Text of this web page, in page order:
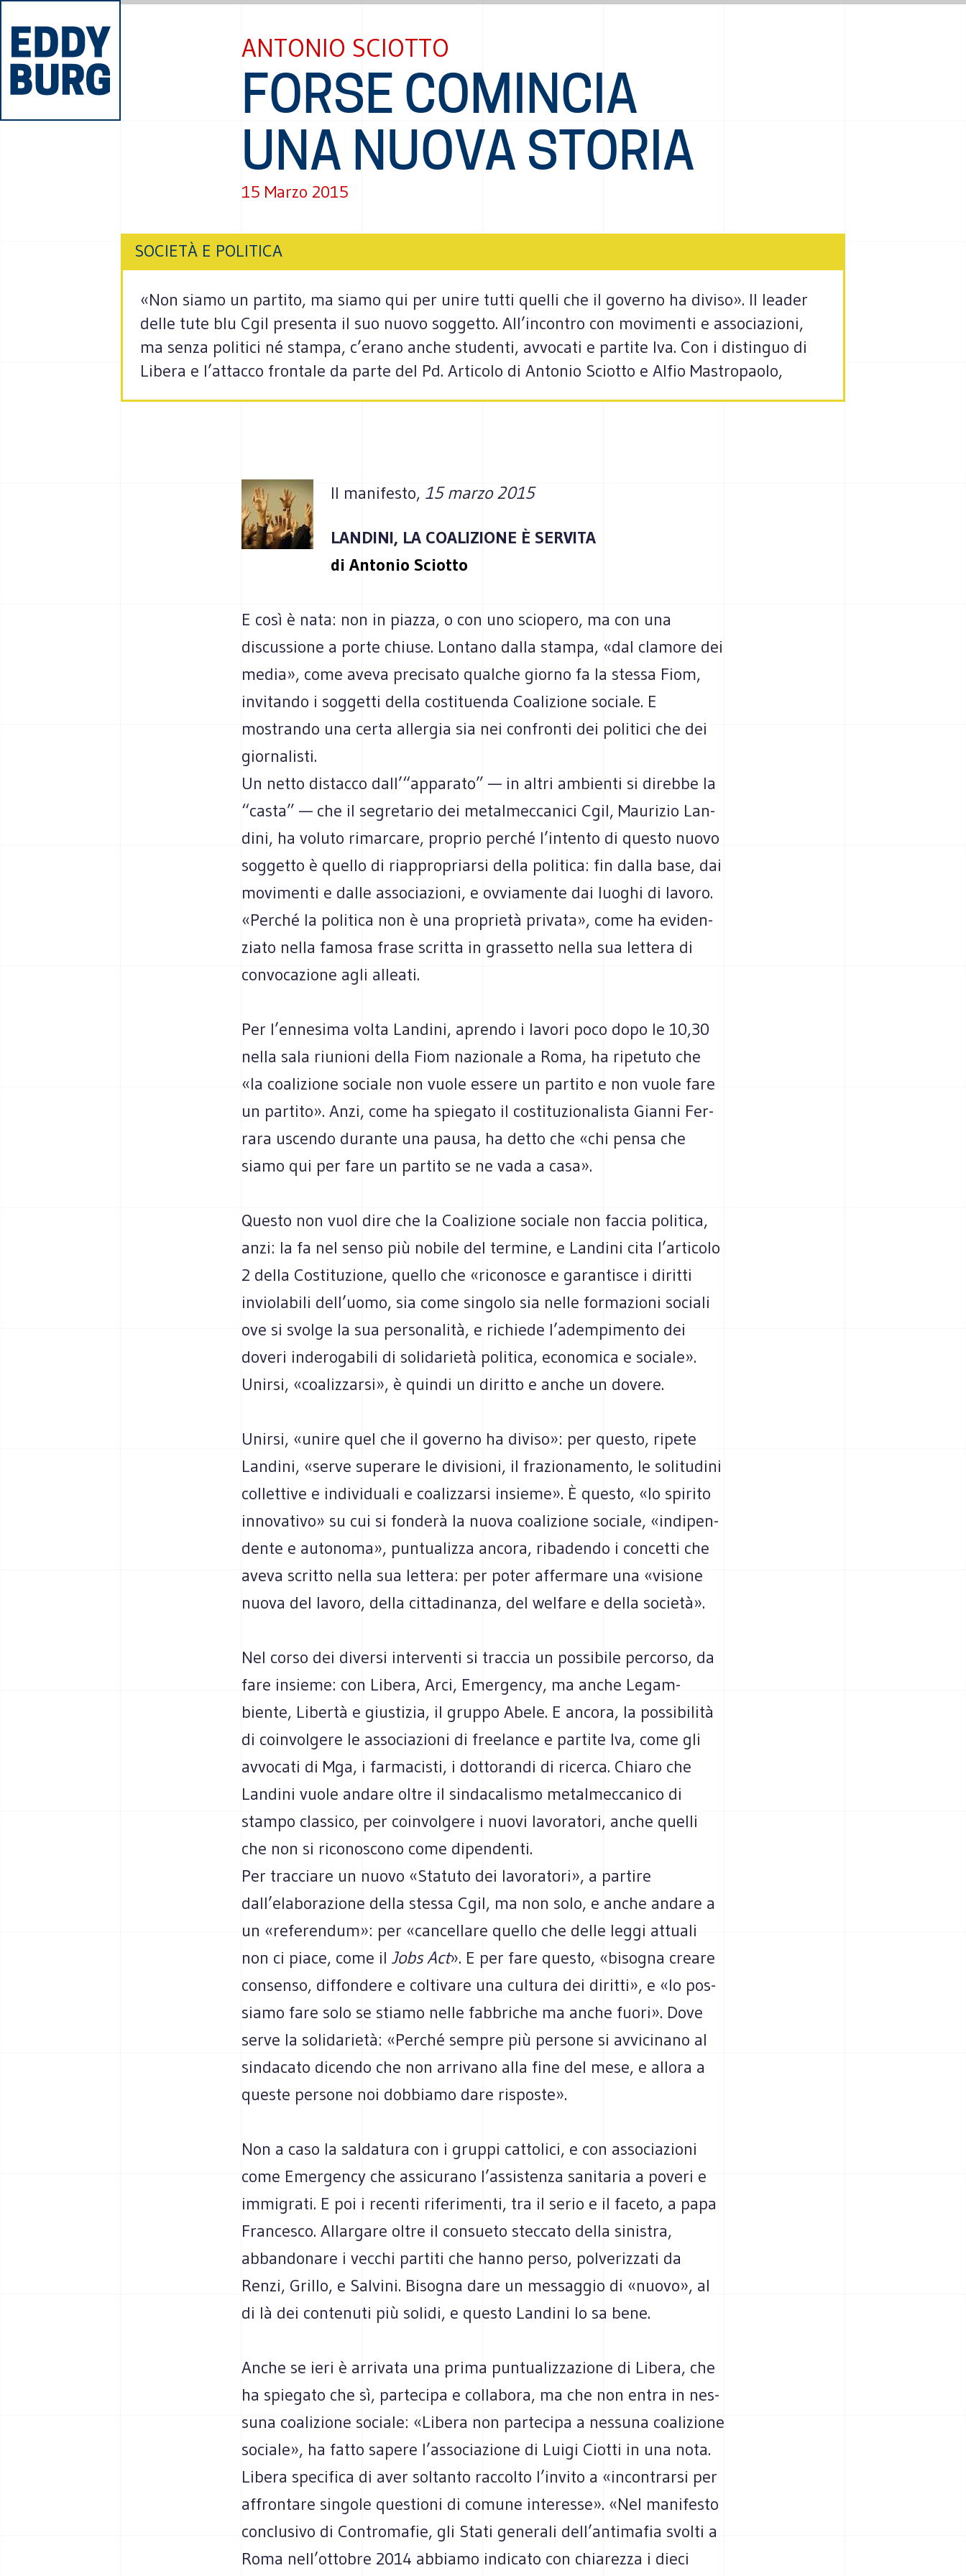
ANTONIO SCIOTTO
FORSE COMINCIA
UNA NUOVA STORIA
15 Marzo 2015
SOCIETÀ E POLITICA
«Non siamo un partito, ma siamo qui per unire tutti quelli che il governo ha diviso». Il leader
delle tute blu Cgil presenta il suo nuovo soggetto. All’incontro con movimenti e associazioni,
ma senza politici né stampa, c’erano anche studenti, avvocati e partite Iva. Con i distinguo di
Libera e l’attacco frontale da parte del Pd. Articolo di Antonio Sciotto e Alfio Mastropaolo,
Il manifesto, 15 marzo 2015
LANDINI, LA COALIZIONE È SERVITA
di Antonio Sciotto
E così è nata: non in piazza, o con uno scio­pero, ma con una
discus­sione a porte chiuse. Lon­tano dalla stampa, «dal cla­more dei
media», come aveva pre­ci­sato qual­che giorno fa la stessa Fiom,
invi­tando i sog­getti della costi­tuenda Coa­li­zione sociale. E
mostrando una certa aller­gia sia nei con­fronti dei poli­tici che dei
giornalisti.
Un netto distacco dall’“apparato” — in altri ambienti si direbbe la
“casta” — che il segre­ta­rio dei metal­mec­ca­nici Cgil, Mau­ri­zio Lan­
dini, ha voluto rimar­care, pro­prio per­ché l’intento di que­sto nuovo
sog­getto è quello di riap­pro­priarsi della poli­tica: fin dalla base, dai
movi­menti e dalle asso­cia­zioni, e ovvia­mente dai luo­ghi di lavoro.
«Per­ché la poli­tica non è una pro­prietà pri­vata», come ha evi­den­
ziato nella famosa frase scritta in gras­setto nella sua let­tera di
con­vo­ca­zione agli alleati.
Per l’ennesima volta Lan­dini, aprendo i lavori poco dopo le 10,30
nella sala riu­nioni della Fiom nazio­nale a Roma, ha ripe­tuto che
«la coa­li­zione sociale non vuole essere un par­tito e non vuole fare
un par­tito». Anzi, come ha spie­gato il costi­tu­zio­na­li­sta Gianni Fer­
rara uscendo durante una pausa, ha detto che «chi pensa che
siamo qui per fare un par­tito se ne vada a casa».
Que­sto non vuol dire che la Coa­li­zione sociale non fac­cia poli­tica,
anzi: la fa nel senso più nobile del ter­mine, e Lan­dini cita l’articolo
2 della Costi­tu­zione, quello che «rico­no­sce e garan­ti­sce i diritti
invio­la­bili dell’uomo, sia come sin­golo sia nelle for­ma­zioni sociali
ove si svolge la sua per­so­na­lità, e richiede l’adempimento dei
doveri inde­ro­ga­bili di soli­da­rietà poli­tica, eco­no­mica e sociale».
Unirsi, «coa­liz­zarsi», è quindi un diritto e anche un dovere.
Unirsi, «unire quel che il governo ha diviso»: per que­sto, ripete
Lan­dini, «serve supe­rare le divi­sioni, il fra­zio­na­mento, le soli­tu­dini
col­let­tive e indi­vi­duali e coa­liz­zarsi insieme». È que­sto, «lo spi­rito
inno­va­tivo» su cui si fon­derà la nuova coa­li­zione sociale, «indi­pen­
dente e auto­noma», pun­tua­lizza ancora, riba­dendo i con­cetti che
aveva scritto nella sua let­tera: per poter affer­mare una «visione
nuova del lavoro, della cit­ta­di­nanza, del wel­fare e della società».
Nel corso dei diversi inter­venti si trac­cia un pos­si­bile per­corso, da
fare insieme: con Libera, Arci, Emer­gency, ma anche Legam­
biente, Libertà e giu­sti­zia, il gruppo Abele. E ancora, la pos­si­bi­lità
di coin­vol­gere le asso­cia­zioni di free­lance e par­tite Iva, come gli
avvo­cati di Mga, i far­ma­ci­sti, i dot­to­randi di ricerca. Chiaro che
Lan­dini vuole andare oltre il sin­da­ca­li­smo metal­mec­ca­nico di
stampo clas­sico, per coin­vol­gere i nuovi lavo­ra­tori, anche quelli
che non si rico­no­scono come dipendenti.
Per trac­ciare un nuovo «Sta­tuto dei lavo­ra­tori», a par­tire
dall’elaborazione della stessa Cgil, ma non solo, e anche andare a
un «refe­ren­dum»: per «can­cel­lare quello che delle leggi attuali
non ci piace, come il Jobs Act». E per fare que­sto, «biso­gna creare
con­senso, dif­fon­dere e col­ti­vare una cul­tura dei diritti», e «lo pos­
siamo fare solo se stiamo nelle fab­bri­che ma anche fuori». Dove
serve la soli­da­rietà: «Per­ché sem­pre più per­sone si avvi­ci­nano al
sin­da­cato dicendo che non arri­vano alla fine del mese, e allora a
que­ste per­sone noi dob­biamo dare risposte».
Non a caso la sal­da­tura con i gruppi cat­to­lici, e con asso­cia­zioni
come Emer­gency che assi­cu­rano l’assistenza sani­ta­ria a poveri e
immi­grati. E poi i recenti rife­ri­menti, tra il serio e il faceto, a papa
Fran­ce­sco. Allar­gare oltre il con­sueto stec­cato della sini­stra,
abban­do­nare i vec­chi par­titi che hanno perso, pol­ve­riz­zati da
Renzi, Grillo, e Sal­vini. Biso­gna dare un mes­sag­gio di «nuovo», al
di là dei con­te­nuti più solidi, e que­sto Lan­dini lo sa bene.
Anche se ieri è arri­vata una prima pun­tua­liz­za­zione di Libera, che
ha spie­gato che sì, par­te­cipa e col­la­bora, ma che non entra in nes­
suna coa­li­zione sociale: «Libera non par­te­cipa a nes­suna coa­li­zione
sociale», ha fatto sapere l’associazione di Luigi Ciotti in una nota.
Libera spe­ci­fica di aver sol­tanto rac­colto l’invito a «incon­trarsi per
affron­tare sin­gole que­stioni di comune inte­resse». «Nel mani­fe­sto
con­clu­sivo di Con­tro­ma­fie, gli Stati gene­rali dell’antimafia svolti a
Roma nell’ottobre 2014 abbiamo indi­cato con chia­rezza i dieci